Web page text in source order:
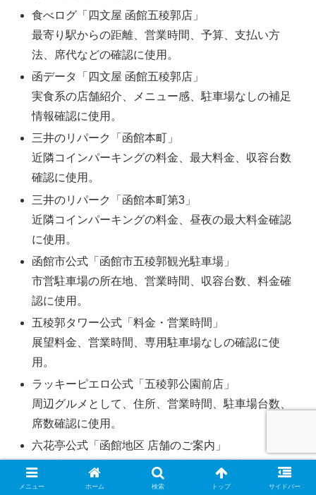
食べログ「四文屋 函館五稜郭店」
最寄り駅からの距離、営業時間、予算、支払い方
法、席代などの確認に使用。
函データ「四文屋 函館五稜郭店」
実食系の店舗紹介、メニュー感、駐車場なしの補足
情報確認に使用。
三井のリパーク「函館本町」
近隣コインパーキングの料金、最大料金、収容台数
確認に使用。
三井のリパーク「函館本町第3」
近隣コインパーキングの料金、昼夜の最大料金確認
に使用。
函館市公式「函館市五稜郭観光駐車場」
市営駐車場の所在地、営業時間、収容台数、料金確
認に使用。
五稜郭タワー公式「料金・営業時間」
展望料金、営業時間、専用駐車場なしの確認に使
用。
ラッキーピエロ公式「五稜郭公園前店」
周辺グルメとして、住所、営業時間、駐車場台数、
席数確認に使用。
六花亭公式「函館地区 店舗のご案内」
六花亭五稜郭店の住所、営業時間、喫茶室、定休
日、駐車台数確認に使用。
メニュー ホーム 検索 トップ サイドバー